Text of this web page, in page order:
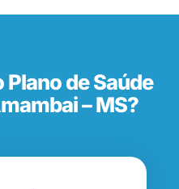
de Saúde
– MS?